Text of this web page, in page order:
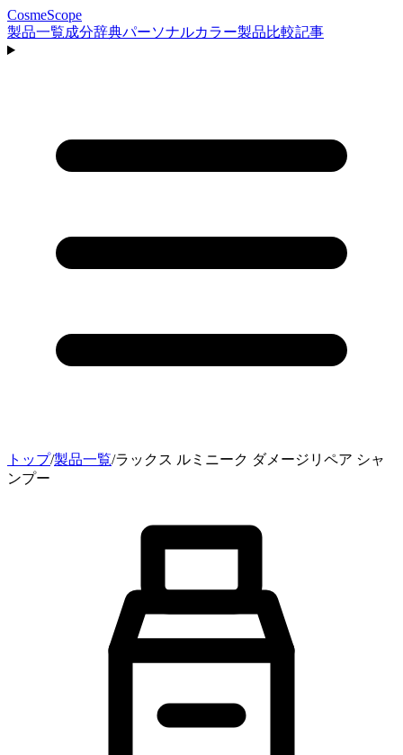
CosmeScope
製品一覧成分辞典パーソナルカラー製品比較記事
トップ/製品一覧/ラックス ルミニーク ダメージリペア シャ
ンプー